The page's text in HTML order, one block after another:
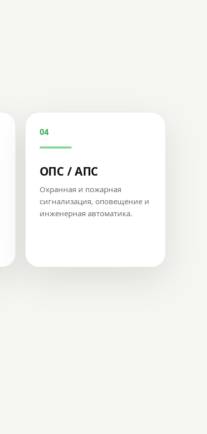
04
ОПС / АПС
Охранная и пожарная
сигнализация, оповещение и
инженерная автоматика.